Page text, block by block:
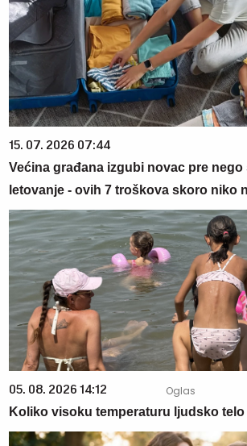
15. 07. 2026 07:44
Većina građana izgubi novac pre
letovanje - ovih 7 troškova skoro niko
05. 08. 2026 14:12
Koliko visoku temperaturu ljudsko telo